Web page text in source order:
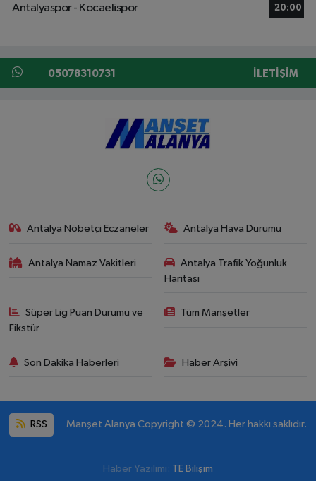
Antalyaspor - Kocaelispor 20:00
05078310731 İLETIŞIM
Antalya Nöbetçi Eczaneler Antalya Hava Durumu
Antalya Namaz Vakitleri
Antalya Trafik Yoğunluk
Haritası
Süper Lig Puan Durumu ve
Fikstür
Tüm Manşetler
Son Dakika Haberleri Haber Arşivi
RSS Manşet Alanya Copyright © 2024. Her hakkı saklıdır.
Haber Yazılımı: TE Bilişim